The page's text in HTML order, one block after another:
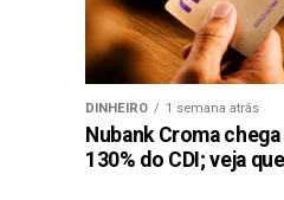
DINHEIRO 1 semana atrás
Nubank Croma chega
130% do CDI; veja